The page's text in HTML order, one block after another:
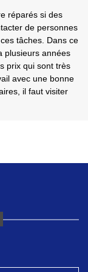
réparés si des
de personnes
tâches. Dans ce
plusieurs années
prix qui sont très
avec une bonne
il faut visiter